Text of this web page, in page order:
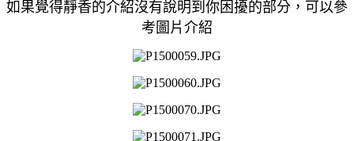
如果覺得靜香的介紹沒有說明到你困擾的部分，可以參
考圖片介紹